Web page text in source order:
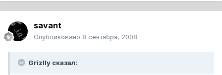
savant
Опубликовано 8 сентября, 2008
Grizlly сказал: